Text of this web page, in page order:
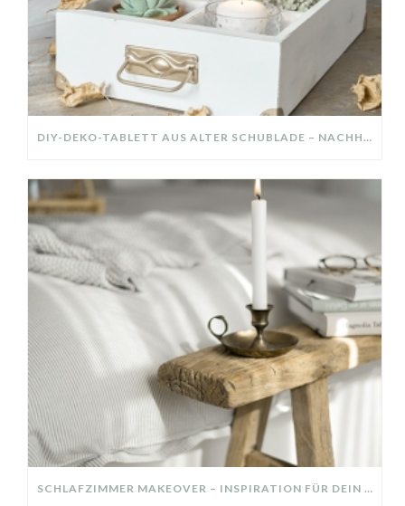
DIY-DEKO-TABLETT AUS ALTER SCHUBLADE – NACHHALTIGE HERBSTDEKO SELBER MACHEN!
SCHLAFZIMMER MAKEOVER – INSPIRATION FÜR DEIN SCHLAFZIMMER: AUS ALT MACH NEU – HELL, GEMÜTLICH UND EINLADEND